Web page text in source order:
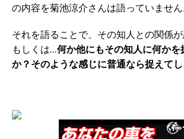
の内容を菊池涼介さんは語っていません
それを語ることで、その知人との関係
もしくは…何か他にもその知人に何かを
か？そのような感じに普通なら捉えてし